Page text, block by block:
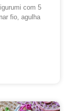
com 5
fio, agulha